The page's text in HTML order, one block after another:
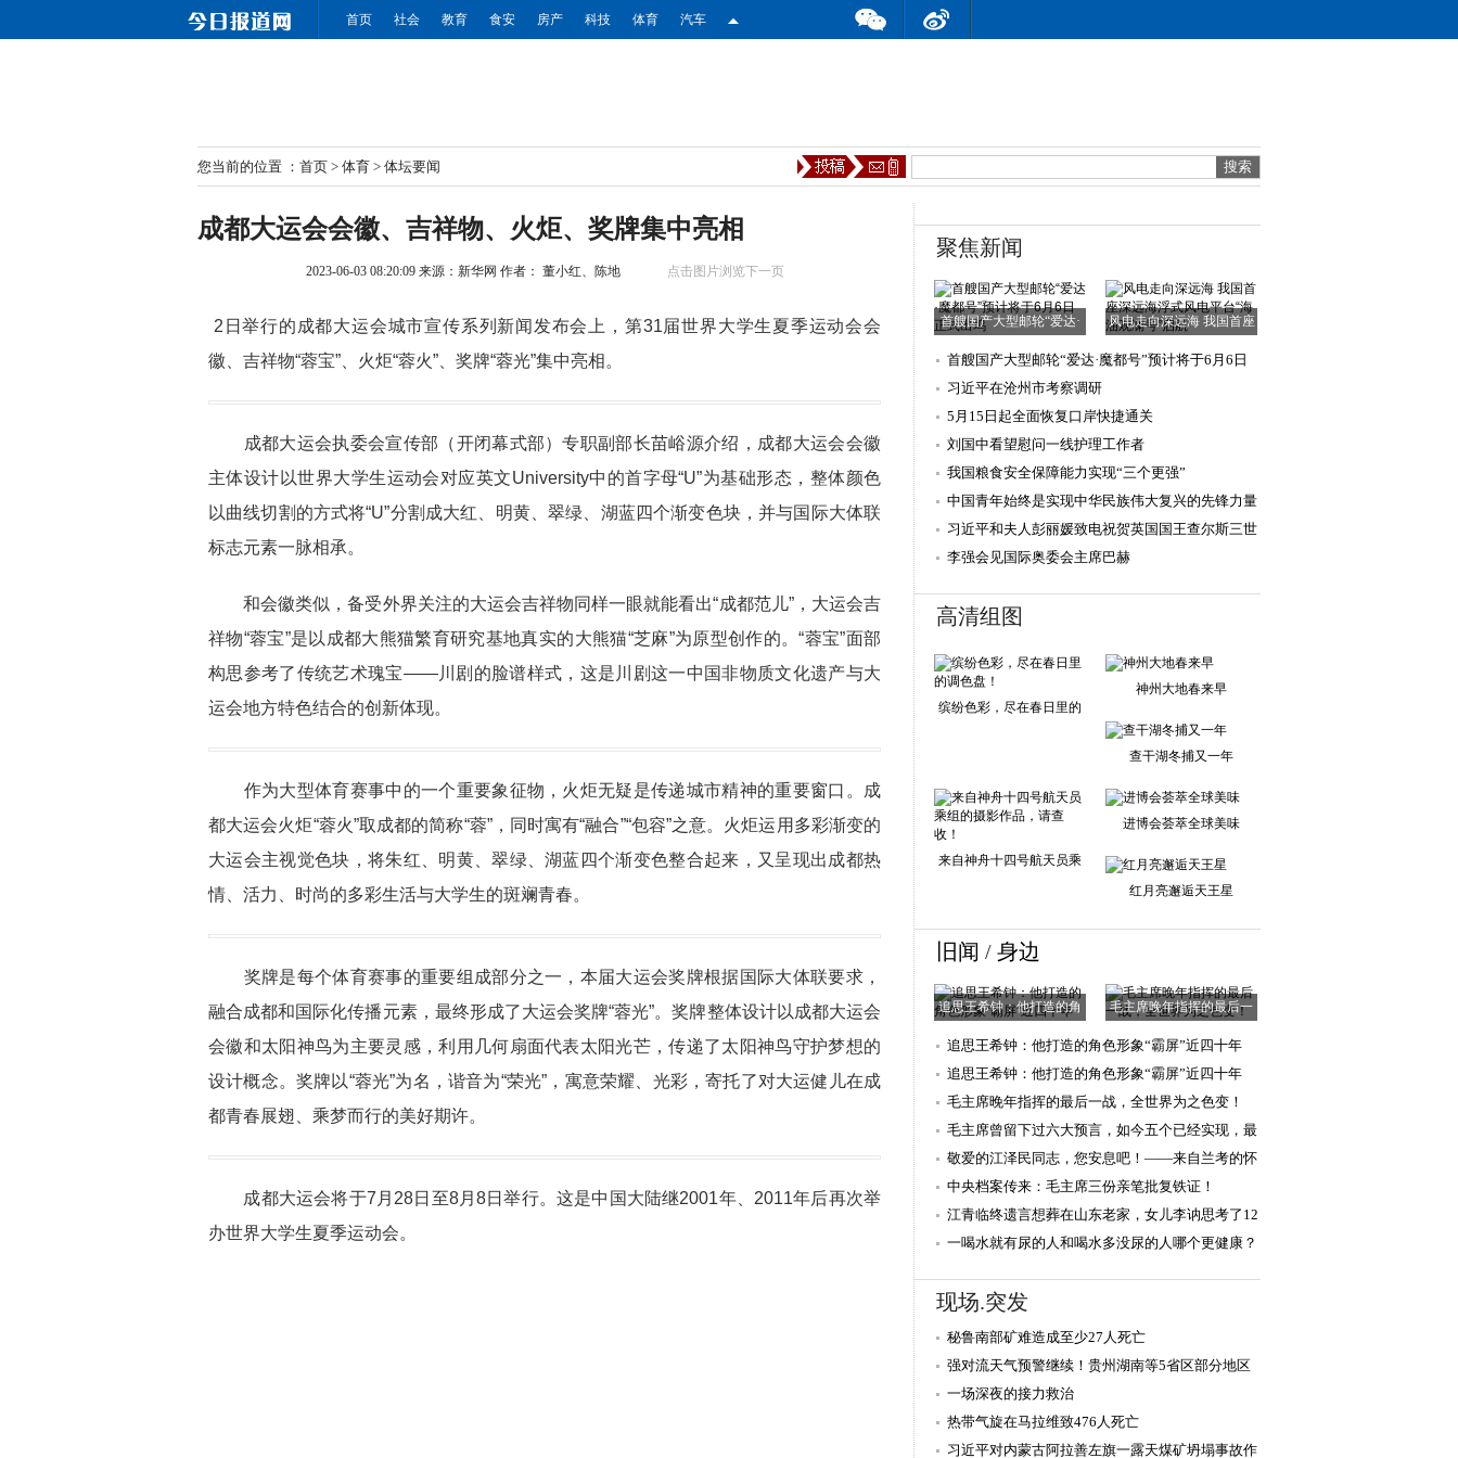
首页 社会 教育 食安 房产 科技 体育 汽车
您当前的位置 ： 首页 > 体育 > 体坛要闻
成都大运会会徽、吉祥物、火炬、奖牌集中亮相
2023-06-03 08:20:09 来源： 新华网 作者： 董小红、陈地 点击图片浏览下一页
2日举行的成都大运会城市宣传系列新闻发布会上，第31届世界大学生夏季运动会会
徽、吉祥物“蓉宝”、火炬“蓉火”、奖牌“蓉光”集中亮相。
成都大运会执委会宣传部（开闭幕式部）专职副部长苗峪源介绍，成都大运会会徽
主体设计以世界大学生运动会对应英文University中的首字母“U”为基础形态，整体颜色
以曲线切割的方式将“U”分割成大红、明黄、翠绿、湖蓝四个渐变色块，并与国际大体联
标志元素一脉相承。
和会徽类似，备受外界关注的大运会吉祥物同样一眼就能看出“成都范儿”，大运会吉
祥物“蓉宝”是以成都大熊猫繁育研究基地真实的大熊猫“芝麻”为原型创作的。“蓉宝”面部
构思参考了传统艺术瑰宝——川剧的脸谱样式，这是川剧这一中国非物质文化遗产与大
运会地方特色结合的创新体现。
作为大型体育赛事中的一个重要象征物，火炬无疑是传递城市精神的重要窗口。成
都大运会火炬“蓉火”取成都的简称“蓉”，同时寓有“融合”“包容”之意。火炬运用多彩渐变的
大运会主视觉色块，将朱红、明黄、翠绿、湖蓝四个渐变色整合起来，又呈现出成都热
情、活力、时尚的多彩生活与大学生的斑斓青春。
奖牌是每个体育赛事的重要组成部分之一，本届大运会奖牌根据国际大体联要求，
融合成都和国际化传播元素，最终形成了大运会奖牌“蓉光”。奖牌整体设计以成都大运会
会徽和太阳神鸟为主要灵感，利用几何扇面代表太阳光芒，传递了太阳神鸟守护梦想的
设计概念。奖牌以“蓉光”为名，谐音为“荣光”，寓意荣耀、光彩，寄托了对大运健儿在成
都青春展翅、乘梦而行的美好期许。
成都大运会将于7月28日至8月8日举行。这是中国大陆继2001年、2011年后再次举
办世界大学生夏季运动会。
聚焦新闻
首艘国产大型邮轮“爱达·
风电走向深远海 我国首座
首艘国产大型邮轮“爱达·魔都号”预计将于6月6日
正式出坞
习近平在沧州市考察调研
5月15日起全面恢复口岸快捷通关
刘国中看望慰问一线护理工作者
我国粮食安全保障能力实现“三个更强”
中国青年始终是实现中华民族伟大复兴的先锋力量
习近平和夫人彭丽媛致电祝贺英国国王查尔斯三世
和王后卡米拉加
李强会见国际奥委会主席巴赫
高清组图
缤纷色彩，尽在春日里的
神州大地春来早
查干湖冬捕又一年
来自神舟十四号航天员乘
进博会荟萃全球美味
红月亮邂逅天王星
旧闻 / 身边
追思王希钟：他打造的角
毛主席晚年指挥的最后一
追思王希钟：他打造的角色形象“霸屏”近四十年
追思王希钟：他打造的角色形象“霸屏”近四十年
毛主席晚年指挥的最后一战，全世界为之色变！
毛主席曾留下过六大预言，如今五个已经实现，最
后一个还会远吗
敬爱的江泽民同志，您安息吧！——来自兰考的怀
念和报告
中央档案传来：毛主席三份亲笔批复铁证！
江青临终遗言想葬在山东老家，女儿李讷思考了12
年，选择葬于北
一喝水就有尿的人和喝水多没尿的人哪个更健康？
现场.突发
秘鲁南部矿难造成至少27人死亡
强对流天气预警继续！贵州湖南等5省区部分地区
有雷暴大风或冰雹
一场深夜的接力救治
热带气旋在马拉维致476人死亡
习近平对内蒙古阿拉善左旗一露天煤矿坍塌事故作